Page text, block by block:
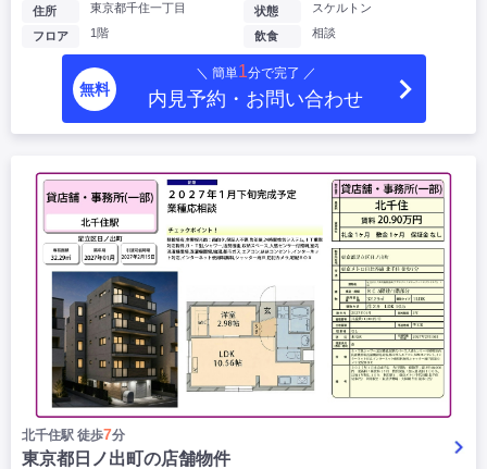
住所 東京都千住一丁目
フロア 1階
状態 スケルトン
飲食 相談
無料
＼ 簡単1分で完了 ／
内見予約・お問い合わせ
北千住駅 徒歩7分
東京都日ノ出町の店舗物件